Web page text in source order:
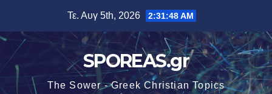
περιεχόμενο
Τε. Αυγ 5th, 2026 2:31:49 AM
SPOREAS.gr
The Sower - Greek Christian Topics